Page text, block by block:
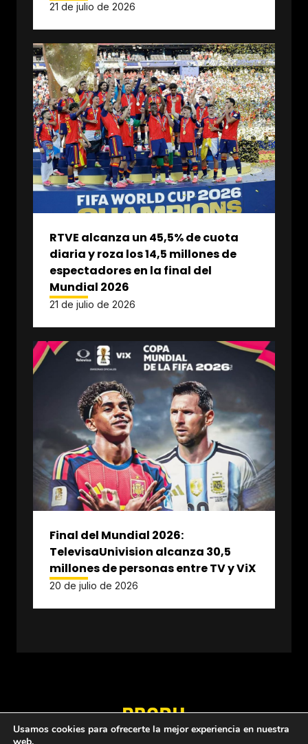
21 de julio de 2026
RTVE alcanza un 45,5% de cuota
diaria y roza los 14,5 millones de
espectadores en la final del
Mundial 2026
21 de julio de 2026
Final del Mundial 2026:
TelevisaUnivision alcanza 30,5
millones de personas entre TV y ViX
20 de julio de 2026
Usamos cookies para ofrecerte la mejor experiencia en nuestra